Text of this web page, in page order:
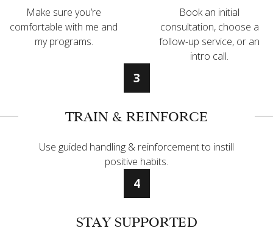
Make sure you’re
comfortable with me and
my programs.
Book an initial
consultation, choose a
follow-up service, or an
intro call.
3
TRAIN & REINFORCE
Use guided handling & reinforcement to instill
positive habits.
4
STAY SUPPORTED